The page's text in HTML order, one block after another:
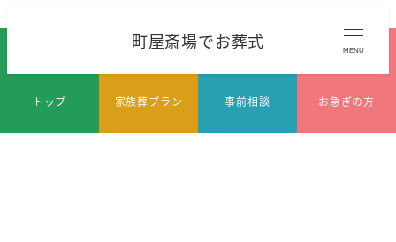
町屋斎場でお葬式 MENU
トップ 家族葬プラン 事前相談 お急ぎの方